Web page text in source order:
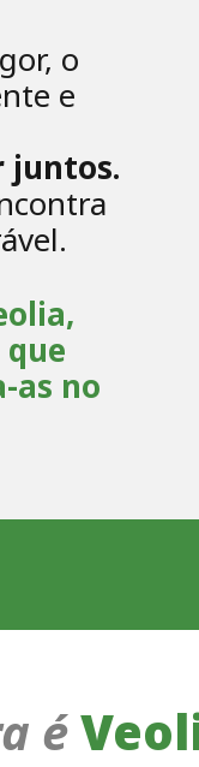
o
e
juntos.
as no
é